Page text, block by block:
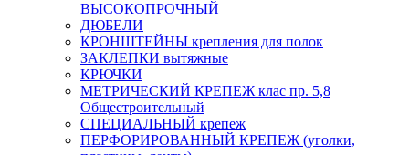
ВЫСОКОПРОЧНЫЙ
ДЮБЕЛИ
КРОНШТЕЙНЫ крепления для полок
ЗАКЛЕПКИ вытяжные
КРЮЧКИ
МЕТРИЧЕСКИЙ КРЕПЕЖ клас пр. 5,8
Общестроительный
СПЕЦИАЛЬНЫЙ крепеж
ПЕРФОРИРОВАННЫЙ КРЕПЕЖ (уголки,